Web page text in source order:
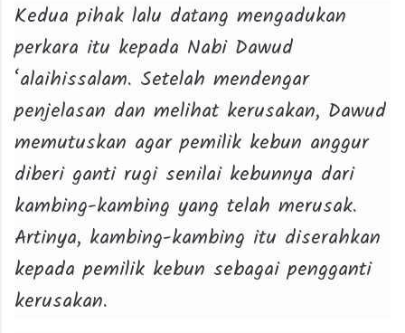
Kedua pihak lalu datang mengadukan
perkara itu kepada Nabi Dawud
‘alaihissalam. Setelah mendengar
penjelasan dan melihat kerusakan, Dawud
memutuskan agar pemilik kebun anggur
diberi ganti rugi senilai kebunnya dari
kambing-kambing yang telah merusak.
Artinya, kambing-kambing itu diserahkan
kepada pemilik kebun sebagai pengganti
kerusakan.